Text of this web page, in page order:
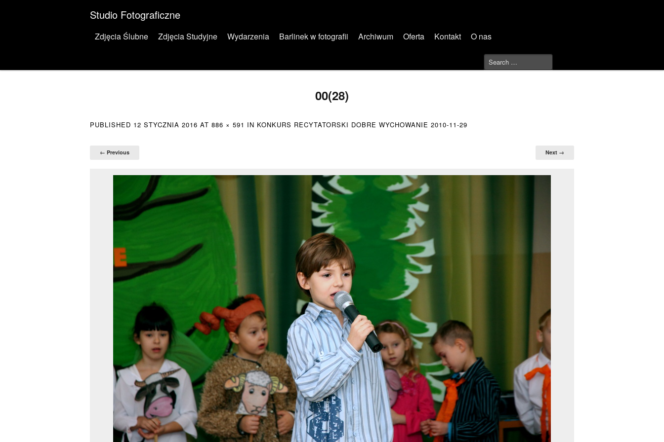
Studio Fotograficzne
Menu
Skip to content
Zdjęcia Ślubne Zdjęcia Studyjne Wydarzenia Barlinek w fotografii Archiwum Oferta Kontakt O nas
00(28)
PUBLISHED 12 STYCZNIA 2016 AT 886 × 591 IN KONKURS RECYTATORSKI DOBRE WYCHOWANIE 2010-11-29
← Previous Next →